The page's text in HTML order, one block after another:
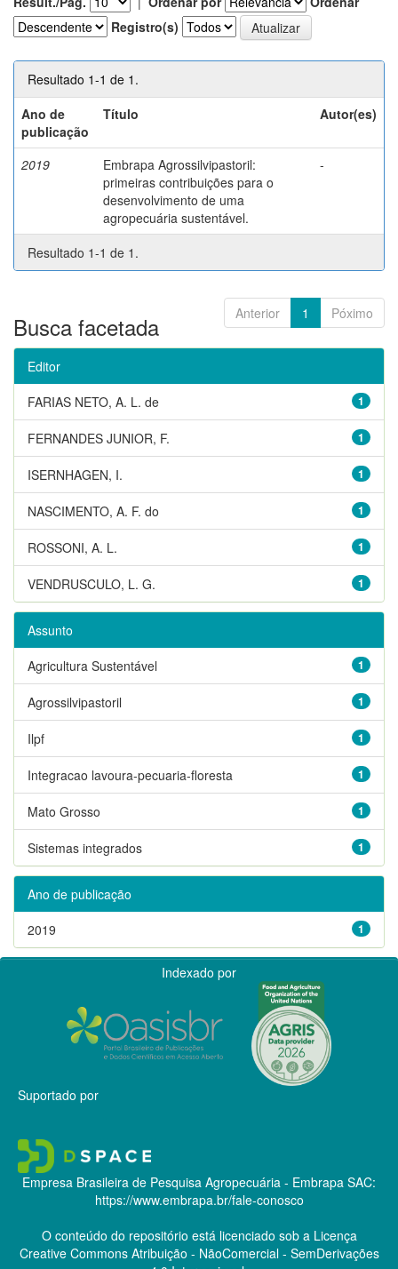
Registro(s)
Resultado 1-1 de 1.
Ano de
publicação
Título Autor(es)
2019
Embrapa Agrossilvipastoril:
primeiras contribuições para o
desenvolvimento de uma
agropecuária sustentável.
-
Resultado 1-1 de 1.
Anterior 1 Póximo
Busca facetada
Editor
1
FARIAS NETO, A. L. de
1
FERNANDES JUNIOR, F.
1
ISERNHAGEN, I.
1
NASCIMENTO, A. F. do
1
ROSSONI, A. L.
1
VENDRUSCULO, L. G.
Assunto
1
Agricultura Sustentável
1
Agrossilvipastoril
1
Ilpf
1
Integracao lavoura-pecuaria-floresta
1
Mato Grosso
1
Sistemas integrados
Ano de publicação
1
2019
Indexado por
Suportado por
Empresa Brasileira de Pesquisa Agropecuária - Embrapa SAC:
https://www.embrapa.br/fale-conosco
O conteúdo do repositório está licenciado sob a Licença
Creative CommonsAtribuição - NãoComercial - SemDerivações